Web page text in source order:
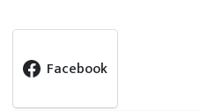
Facebook